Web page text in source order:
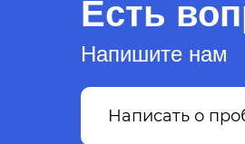
Есть
Напишите нам
Написать о